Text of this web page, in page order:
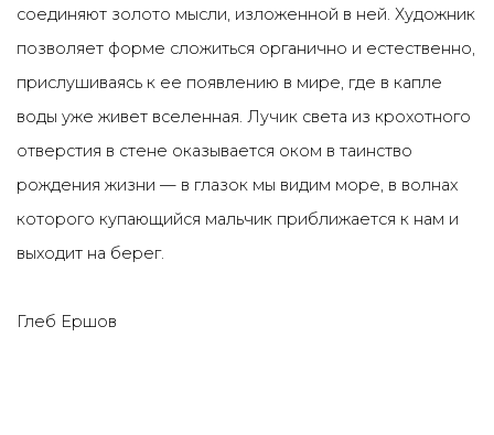
соединяют золото мысли, изложенной в ней. Художник
позволяет форме сложиться органично и естественно,
прислушиваясь к ее появлению в мире, где в капле
воды уже живет вселенная. Лучик света из крохотного
отверстия в стене оказывается оком в таинство
рождения жизни — в глазок мы видим море, в волнах
которого купающийся мальчик приближается к нам и
выходит на берег.
Глеб Ершов